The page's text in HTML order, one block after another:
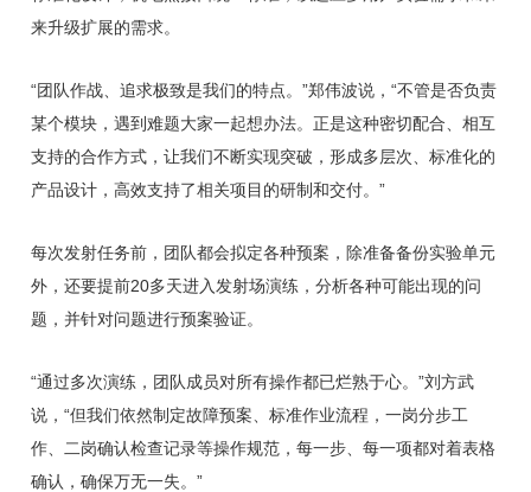
来升级扩展的需求。
“团队作战、追求极致是我们的特点。”郑伟波说，“不管是否负责
某个模块，遇到难题大家一起想办法。正是这种密切配合、相互
支持的合作方式，让我们不断实现突破，形成多层次、标准化的
产品设计，高效支持了相关项目的研制和交付。”
每次发射任务前，团队都会拟定各种预案，除准备备份实验单元
外，还要提前20多天进入发射场演练，分析各种可能出现的问
题，并针对问题进行预案验证。
“通过多次演练，团队成员对所有操作都已烂熟于心。”刘方武
说，“但我们依然制定故障预案、标准作业流程，一岗分步工
作、二岗确认检查记录等操作规范，每一步、每一项都对着表格
确认，确保万无一失。”